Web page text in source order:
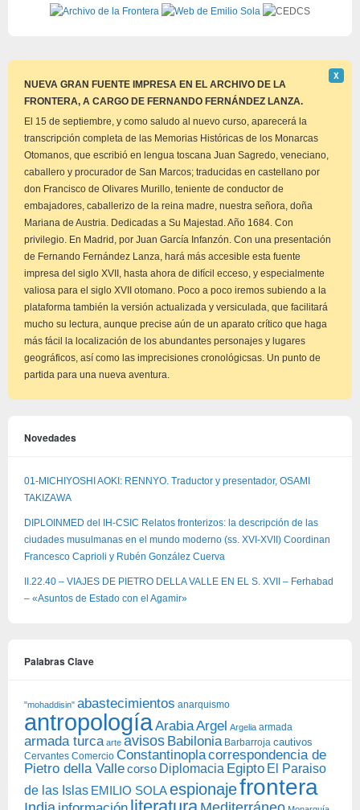
NUEVA GRAN FUENTE IMPRESA EN EL ARCHIVO DE LA
FRONTERA, A CARGO DE FERNANDO FERNÁNDEZ LANZA.
este
Χ
El 15 de septiembre, y como saludo al nuevo curso, aparecerá la
transcripción completa de las Memorias Históricas de los Monarcas
Otomanos, que escribió en lengua toscana Juan Sagredo, veneciano,
caballero y procurador de San Marcos; traducidas en castellano por
don Francisco de Olivares Murillo, teniente de conductor de
embajadores, caballerizo de la reina madre, nuestra señora, doña
Mariana de Austria. Dedicadas a Su Majestad. Año 1684. Con
privilegio. En Madrid, por Juan García Infanzón. Con una presentación
de Fernando Fernández Lanza, hará más accesible esta fuente
impresa del siglo XVII, hasta ahora de difícil ecceso, y especialmente
valiosa para el siglo XVII otomano. Poco a poco iremos subiendo a la
plataforma también la versión actualizada y versiculada, que facilitará
mucho su lectura, aunque precise aún de un aparato crítico que haga
más fácil la localización de los abundantes personajes y lugares
geográficos, así como las imprecisiones cronológicsas. Un punto de
partida para una nueva aventura.
Novedades
01-MICHIYOSHI AOKI: RENNYO. Traductor y presentador, OSAMI
TAKIZAWA
DIPLOINMED del IH-CSIC Relatos fronterizos: la descripción de las
ciudades musulmanas en el mundo moderno (ss. XVI-XVII) Coordinan
Francesco Caprioli y Rubén González Cuerva
II.22.40 – VIAJES DE PIETRO DELLA VALLE EN EL S. XVII – Ferhabad
– «Asuntos de Estado con el Agamir»
Palabras Clave
"mohaddisin" abastecimientos anarquismo
antropología ArabiaArgel Argelia armada
armada turca arte avisos Babilonia Barbarroja cautivos
Cervantes Comercio Constantinoplacorrespondencia de
Pietro della Vallecorso Diplomacia Egipto El Paraiso
de las Islas EMILIO SOLAespionajefrontera
literatura